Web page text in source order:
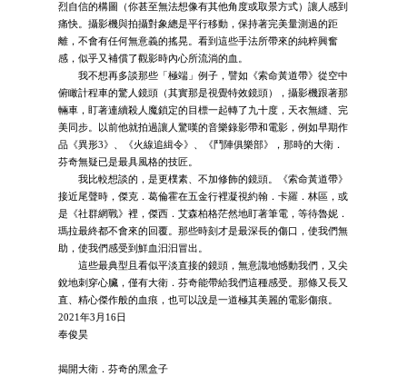
烈自信的構圖（你甚至無法想像有其他角度或取景方式）讓人感到
痛快。攝影機與拍攝對象總是平行移動，保持著完美量測過的距
離，不會有任何無意義的搖晃。看到這些手法所帶來的純粹興奮
感，似乎又補償了觀影時內心所流淌的血。
我不想再多談那些「極端」例子，譬如《索命黃道帶》從空中
俯瞰計程車的驚人鏡頭（其實那是視覺特效鏡頭），攝影機跟著那
輛車，盯著連續殺人魔鎖定的目標一起轉了九十度，天衣無縫、完
美同步。以前他就拍過讓人驚嘆的音樂錄影帶和電影，例如早期作
品《異形3》、《火線追緝令》、《鬥陣俱樂部》，那時的大衛．
芬奇無疑已是最具風格的技匠。
我比較想談的，是更樸素、不加修飾的鏡頭。《索命黃道帶》
接近尾聲時，傑克．葛倫霍在五金行裡凝視約翰．卡羅．林區，或
是《社群網戰》裡，傑西．艾森柏格茫然地盯著筆電，等待魯妮．
瑪拉最終都不會來的回覆。那些時刻才是最深長的傷口，使我們無
助，使我們感受到鮮血汩汩冒出。
這些最典型且看似平淡直接的鏡頭，無意識地憾動我們，又尖
銳地刺穿心臟，僅有大衛．芬奇能帶給我們這種感受。那條又長又
直、精心傑作般的血痕，也可以說是一道極其美麗的電影傷痕。
2021年3月16日
奉俊昊
揭開大衛．芬奇的黑盒子